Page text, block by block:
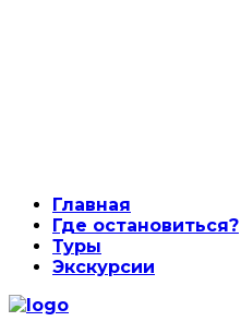
Главная
Где остановиться?
Туры
Экскурсии